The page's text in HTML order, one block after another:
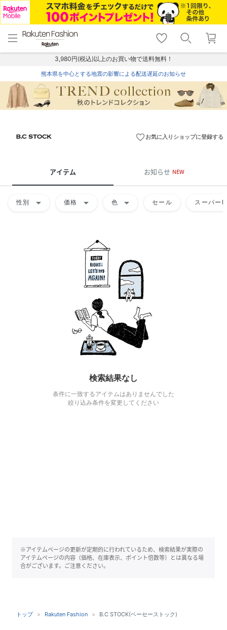
menu home
トップ
shopping_cart lock_outline
ログイン
3,980円(税込)以上のお買い物で送料無料！
熊本県を中心とする地震の影響による配送遅延のお知らせ
favorite_borderお気に入りショップに登録する
アイテム お知らせ NEW
性別 arrow_drop_down 価格 arrow_drop_down 色 arrow_drop_down セール スーパー
検索結果なし
条件に一致するアイテムはありませんでした
絞り込み条件を変更してください
※アイテムページの更新が定期的に行われているため、検索結果が実際の
アイテムページの内容（価格、在庫表示、ポイント倍数等）とは異なる場
合がございます。ご注意ください。
トップ Rakuten Fashion B.C STOCK(ベーセーストック)